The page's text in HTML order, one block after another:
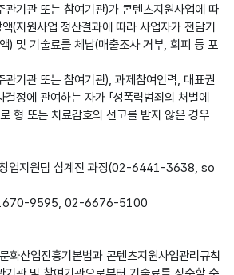
관기관 또는 참여기관)가 콘텐츠지원사업에 따
(지원사업 정산결과에 따라 사업자가 전담기
) 및 기술료를 체납(매출조사 거부, 회피 등 포
관기관 또는 참여기관), 과제참여인력, 대표권
정에 관여하는 자가 「성폭력범죄의 처벌에
형 또는 치료감호의 선고를 받지 않은 경우
창업지원팀 심계진 과장(02-6441-3638, so
1670-9595, 02-6676-5100
화산업진흥기본법과 콘텐츠지원사업관리규칙